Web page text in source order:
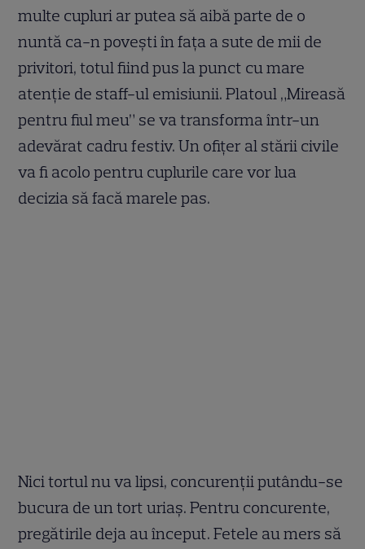
multe cupluri ar putea să aibă parte de o
nuntă ca-n poveşti în faţa a sute de mii de
privitori, totul fiind pus la punct cu mare
atenţie de staff-ul emisiunii. Platoul „Mireasă
pentru fiul meu” se va transforma într-un
adevărat cadru festiv. Un ofiţer al stării civile
va fi acolo pentru cuplurile care vor lua
decizia să facă marele pas.
Nici tortul nu va lipsi, concurenţii putându-se
bucura de un tort uriaş. Pentru concurente,
pregătirile deja au început. Fetele au mers să